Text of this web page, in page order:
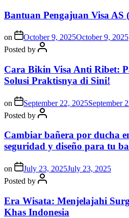
Bantuan Pengajuan Visa AS
on October 9, 2025October 9, 2025
Posted by
Cara Bikin Visa Anti Ribet:
Solusi Praktisnya di Sini!
on September 22, 2025September
Posted by
Cambiar bañera por ducha
seguridad y diseño para tu
on July 23, 2025July 23, 2025
Posted by
Era Wisata: Menjelajahi
Khas Indonesia